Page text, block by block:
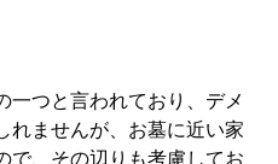
一つと言われており、デメ
れませんが、お墓に近い家
で、その辺りも考慮してお